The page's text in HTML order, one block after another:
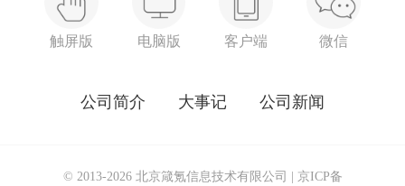
触屏版 电脑版 客户端 微信
公司简介 大事记 公司新闻
© 2013-2026 北京箴氪信息技术有限公司 | 京ICP备